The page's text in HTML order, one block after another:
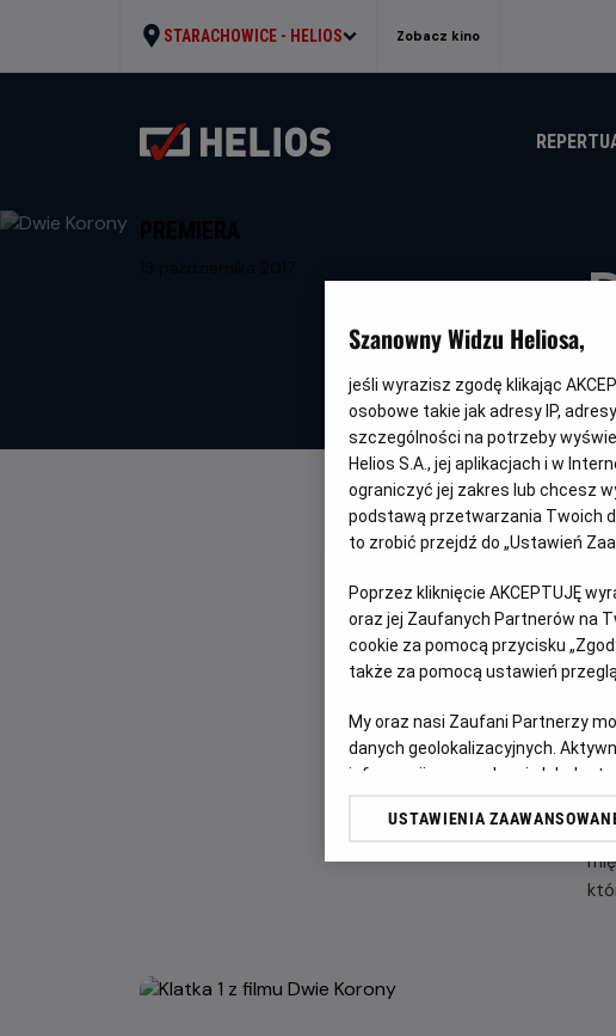
STARACHOWICE - HELIOS Zobacz kino
W
Szanowny Widzu Heliosa,
jeśli wyrazisz zgodę klikając
osobowe takie jak adresy IP,
szczególności na potrzeby
Helios S.A., jej aplikacjach i w
ograniczyć jej zakres lub chcesz
podstawą przetwarzania Twoich
to zrobić przejdź do „Ustawień
Poprzez kliknięcie AKCEPTUJĘ
oraz jej Zaufanych Partnerów na
cookie za pomocą przycisku
także za pomocą ustawień
My oraz nasi Zaufani Partnerzy
danych geolokalizacyjnych.
informacji na urządzeniu lub
odbiorców i ulepszanie usług.
USTAWIENIA